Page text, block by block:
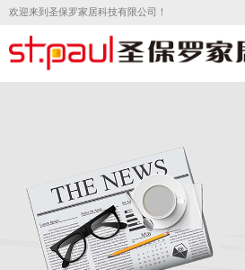
欢迎来到圣保罗家居科技有限公司！